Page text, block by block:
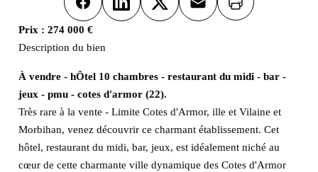
FacebookLinkedInX Email Imprimer
Prix : 274 000 €
Description du bien
À vendre - hÔtel 10 chambres - restaurant du midi - bar -
jeux - pmu - cotes d'armor (22).
Très rare à la vente - Limite Cotes d'Armor, ille et Vilaine et
Morbihan, venez découvrir ce charmant établissement. Cet
hôtel, restaurant du midi, bar, jeux, est idéalement niché au
cœur de cette charmante ville dynamique des Cotes d'Armor